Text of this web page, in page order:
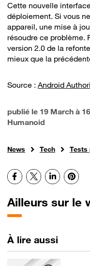
Cette nouvelle
déploiement. Si vous
appareil, une mise à
résoudre ce problème.
version 2.0 de la
mieux que la
Source : Android
publié le 19 March à
Humanoid
News Tech Tests
Facebook
X LinkedIn
Ailleurs sur le
À lire aussi